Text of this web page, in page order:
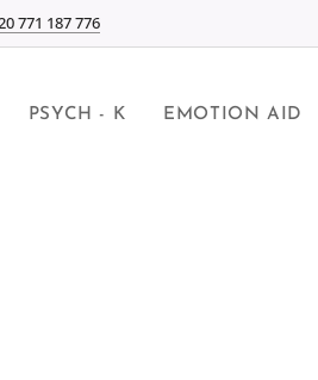
771 187 776
PSYCH - K EMOTION AID